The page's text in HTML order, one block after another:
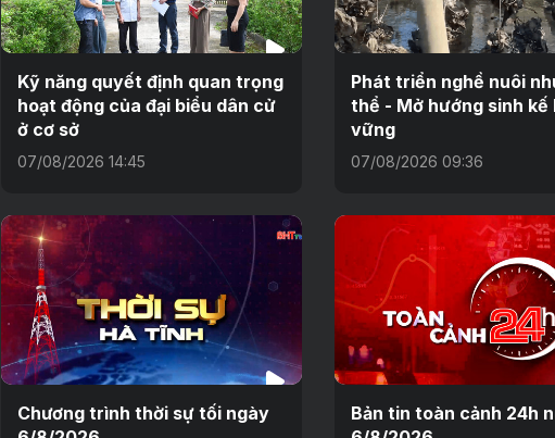
Kỹ năng quyết định quan trọng
hoạt động của đại biểu dân cử
ở cơ sở
07/08/2026 14:45
Phát triển nghề nuôi
thể - Mở hướng sinh kế
vững
07/08/2026 09:36
Chương trình thời sự tối ngày
Bản tin toàn cảnh 24h